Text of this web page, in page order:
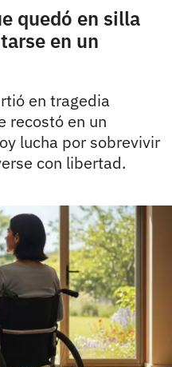
quedó en silla
en un
en tragedia
recostó en un
lucha por sobrevivir
con libertad.